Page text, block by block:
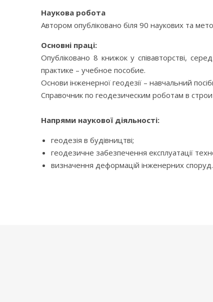
Наукова робота
Автором опубліковано біля 90 наукових та
Основні праці:
Опубліковано 8 книжок у співавторстві,
практике – учебное пособие.
Основи інженерної геодезії – навчальний
Справочник по геодезическим роботам в
Напрями наукової діяльності:
геодезія в будівництві;
геодезичне забезпечення експлуатації
визначення деформацій інженерних споруд.